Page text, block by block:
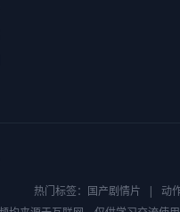
热门标签： 国产剧情片 | 动